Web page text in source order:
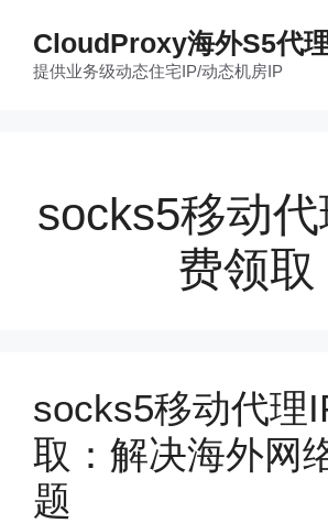
CloudProxy海外S5代
提供业务级动态住宅IP/动态机房IP
socks5移动
费领取
socks5移动代理
取：解决海外网
题